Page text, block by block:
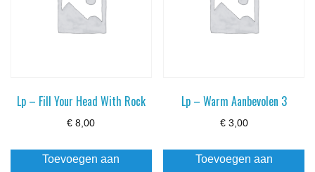
Lp – Fill Your Head With Rock
€ 8,00
Toevoegen aan
Lp – Warm Aanbevolen 3
€3,00
Toevoegen aan